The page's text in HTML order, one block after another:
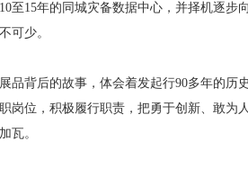
15年的同城灾备数据中心，并择机逐步
可少。
品背后的故事，体会着发起行90多年的历
位，积极履行职责，把勇于创新、敢为
瓦。